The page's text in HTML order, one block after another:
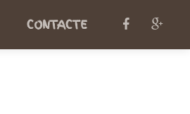
CONTACTE